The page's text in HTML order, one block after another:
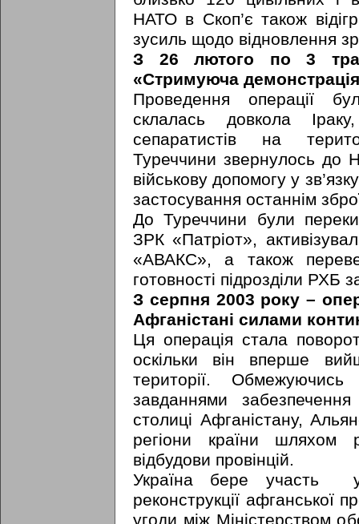
НАТО в Скоп’є також
зусиль щодо відновлення
З 26 лютого по 3
«Стримуюча
Проведення операції
склалась довкола
сепаратистів на
Туреччини звернулось до
військову допомогу у
застосування останнім
До Туреччини були
ЗРК «Патріот»,
«АВАКС», а також
готовності підрозділи РХБ
З серпня 2003 року –
Афганістані силами
Ця операція стала
оскільки він вперше
території.
завданнями
столиці Афганістану,
регіони країни шляхом
відбудови провінцій.
Україна бере участь у
реконструкції афганської
угоди між Міністерством